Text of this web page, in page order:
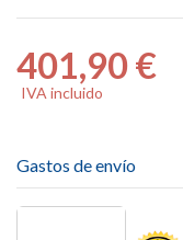
401,90 €
IVA incluido
Gastos de envío